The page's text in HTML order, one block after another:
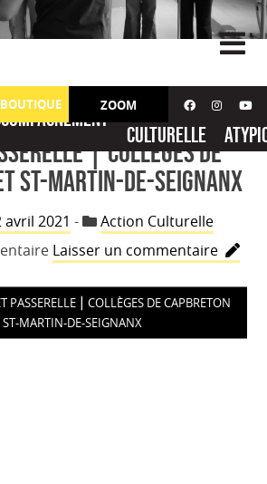
BOUTIQUE ZOOM
Action
culturelle
⎮ Collèges de
St-Martin-de-Seignanx
avril 2021 -
Action Culturelle
Laisser un commentairesur
PASSERELLE ⎮ COLLÈGES DE CAPBRETON
ST-MARTIN-DE-SEIGNANX